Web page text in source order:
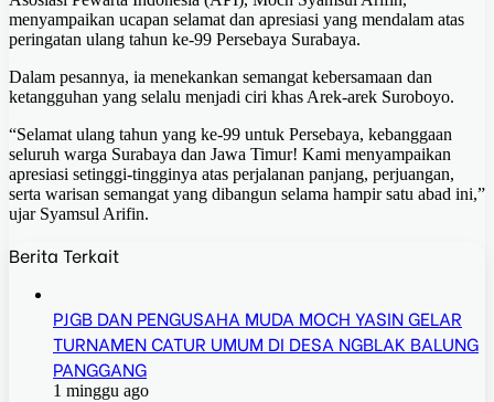
menyampaikan ucapan selamat dan apresiasi yang mendalam atas
peringatan ulang tahun ke‑99 Persebaya Surabaya.
Dalam pesannya, ia menekankan semangat kebersamaan dan
ketangguhan yang selalu menjadi ciri khas Arek‑arek Suroboyo.
“Selamat ulang tahun yang ke‑99 untuk Persebaya, kebanggaan
seluruh warga Surabaya dan Jawa Timur! Kami menyampaikan
apresiasi setinggi‑tingginya atas perjalanan panjang, perjuangan,
serta warisan semangat yang dibangun selama hampir satu abad ini,”
ujar Syamsul Arifin.
Berita Terkait
PJGB DAN PENGUSAHA MUDA MOCH YASIN GELAR
TURNAMEN CATUR UMUM DI DESA NGBLAK BALUNG
PANGGANG
1 minggu ago